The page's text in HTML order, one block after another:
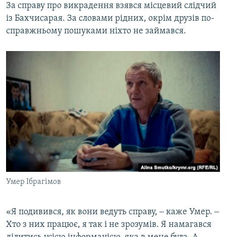
За справу про викрадення взявся місцевий слідчий
із Бахчисарая. За словами рідних, окрім друзів по-
справжньому пошуками ніхто не займався.
Умер Ібрагімов
«Я подивився, як вони ведуть справу, ‒ каже Умер. ‒
Хто з них працює, я так і не зрозумів. Я намагався